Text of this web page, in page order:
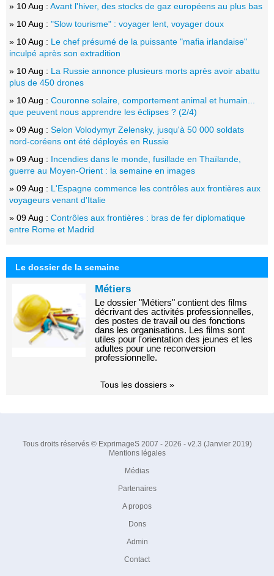
» 10 Aug : Avant l'hiver, des stocks de gaz européens au plus bas
» 10 Aug : "Slow tourisme" : voyager lent, voyager doux
» 10 Aug : Le chef présumé de la puissante "mafia irlandaise"
inculpé après son extradition
» 10 Aug : La Russie annonce plusieurs morts après avoir abattu
plus de 450 drones
» 10 Aug : Couronne solaire, comportement animal et humain...
que peuvent nous apprendre les éclipses ? (2/4)
» 09 Aug : Selon Volodymyr Zelensky, jusqu'à 50 000 soldats
nord-coréens ont été déployés en Russie
» 09 Aug : Incendies dans le monde, fusillade en Thaïlande,
guerre au Moyen-Orient : la semaine en images
» 09 Aug : L'Espagne commence les contrôles aux frontières aux
voyageurs venant d'Italie
» 09 Aug : Contrôles aux frontières : bras de fer diplomatique
entre Rome et Madrid
Le dossier de la semaine
Métiers
Le dossier "Métiers" contient des films
décrivant des activités professionnelles,
des postes de travail ou des fonctions
dans les organisations. Les films sont
utiles pour l'orientation des jeunes et les
adultes pour une reconversion
professionnelle.
Tous les dossiers »
Tous droits réservés © ExprimageS 2007 - 2026 - v2.3 (Janvier 2019)
Mentions légales
Médias
Partenaires
A propos
Dons
Admin
Contact